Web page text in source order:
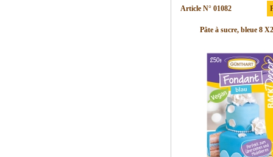
Article N° 01082
Pâte à sucre, bleue 8